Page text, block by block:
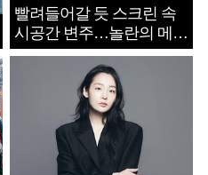
빨려들어갈 듯 스크린 속
시공간 변주…놀란의 메시
지는 ‘전쟁 속죄’